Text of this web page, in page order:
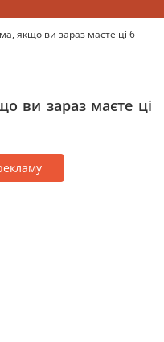
якщо ви зараз маєте ці 6
ви зараз маєте ці